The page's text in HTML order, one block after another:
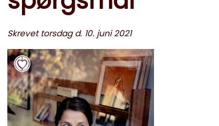
Skrevet torsdag d. 10. juni 2021